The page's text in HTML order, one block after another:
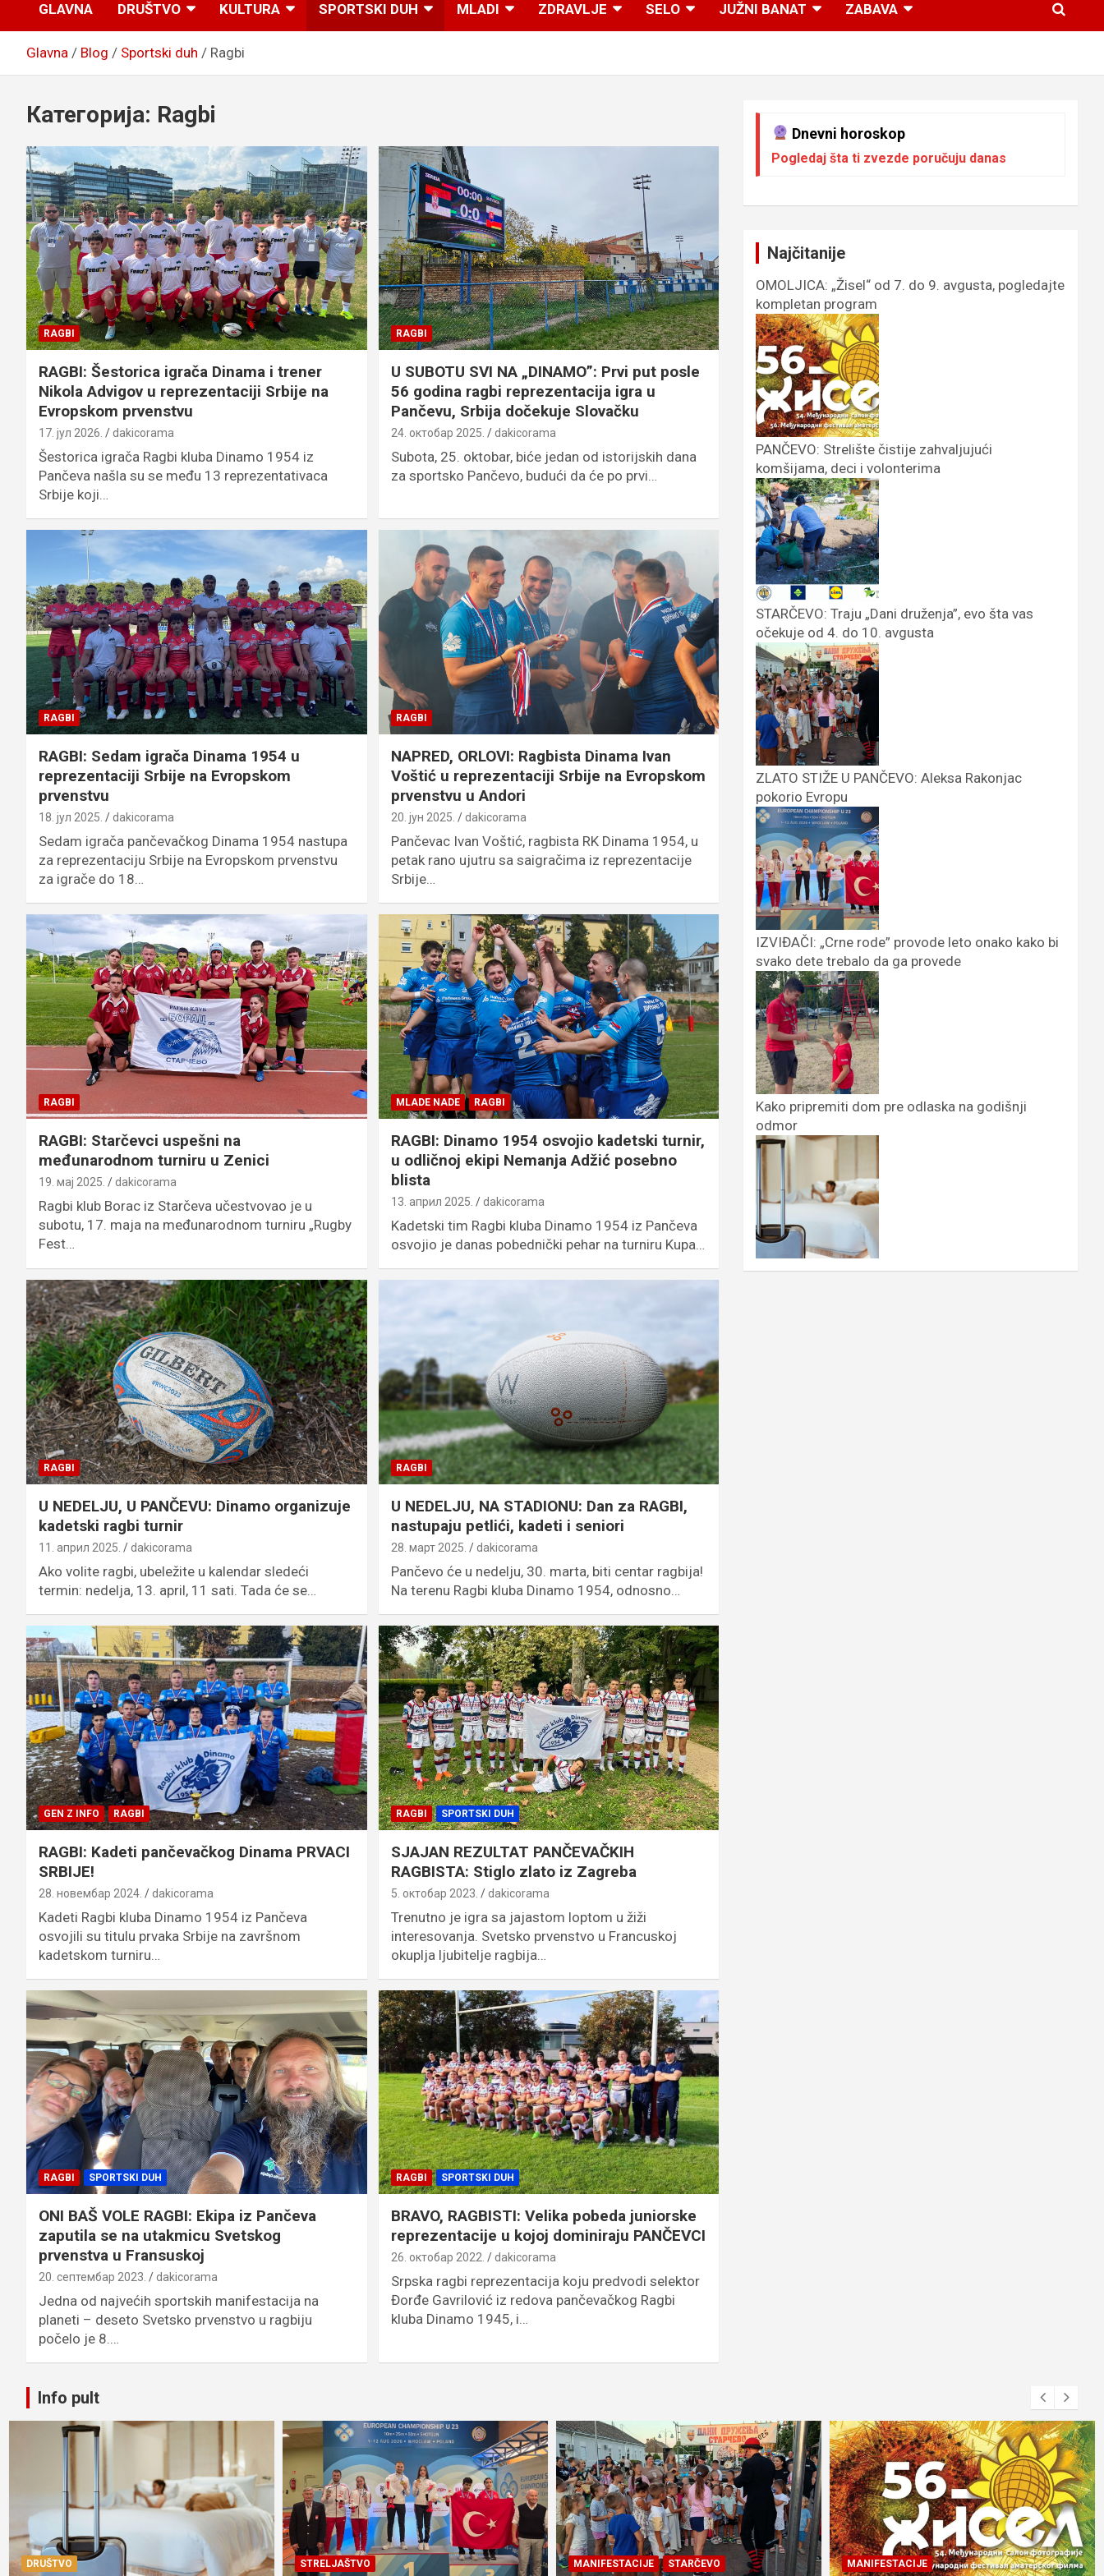
GLAVNA DRUŠTVO KULTURA SPORTSKI DUH MLADI ZDRAVLJE SELO JUŽNI BANAT ZABAVA
Glavna Blog Sportski duh Ragbi
Категорија: Ragbi
RAGBI
RAGBI: Šestorica igrača Dinama i trener
Nikola Advigov u reprezentaciji Srbije na
Evropskom prvenstvu
17. јул 2026. dakicorama
Šestorica igrača Ragbi kluba Dinamo 1954 iz
Pančeva našla su se među 13 reprezentativaca
Srbije koji…
RAGBI
U SUBOTU SVI NA „DINAMO”: Prvi put posle
56 godina ragbi reprezentacija igra u
Pančevu, Srbija dočekuje Slovačku
24. октобар 2025. dakicorama
Subota, 25. oktobar, biće jedan od istorijskih dana
za sportsko Pančevo, budući da će po prvi…
RAGBI
RAGBI: Sedam igrača Dinama 1954 u
reprezentaciji Srbije na Evropskom
prvenstvu
18. јул 2025. dakicorama
Sedam igrača pančevačkog Dinama 1954 nastupa
za reprezentaciju Srbije na Evropskom prvenstvu
za igrače do 18…
RAGBI
NAPRED, ORLOVI: Ragbista Dinama Ivan
Voštić u reprezentaciji Srbije na Evropskom
prvenstvu u Andori
20. јун 2025. dakicorama
Pančevac Ivan Voštić, ragbista RK Dinama 1954, u
petak rano ujutru sa saigračima iz reprezentacije
Srbije…
RAGBI
RAGBI: Starčevci uspešni na
međunarodnom turniru u Zenici
19. мај 2025. dakicorama
Ragbi klub Borac iz Starčeva učestvovao je u
subotu, 17. maja na međunarodnom turniru „Rugby
Fest…
MLADE NADE RAGBI
RAGBI: Dinamo 1954 osvojio kadetski turnir,
u odličnoj ekipi Nemanja Adžić posebno
blista
13. април 2025. dakicorama
Kadetski tim Ragbi kluba Dinamo 1954 iz Pančeva
osvojio je danas pobednički pehar na turniru Kupa…
RAGBI
U NEDELJU, U PANČEVU: Dinamo organizuje
kadetski ragbi turnir
11. април 2025. dakicorama
Ako volite ragbi, ubeležite u kalendar sledeći
termin: nedelja, 13. april, 11 sati. Tada će se…
RAGBI
U NEDELJU, NA STADIONU: Dan za RAGBI,
nastupaju petlići, kadeti i seniori
28. март 2025. dakicorama
Pančevo će u nedelju, 30. marta, biti centar ragbija!
Na terenu Ragbi kluba Dinamo 1954, odnosno…
GEN Z INFO RAGBI
RAGBI: Kadeti pančevačkog Dinama PRVACI
SRBIJE!
28. новембар 2024. dakicorama
Kadeti Ragbi kluba Dinamo 1954 iz Pančeva
osvojili su titulu prvaka Srbije na završnom
kadetskom turniru…
RAGBI SPORTSKI DUH
SJAJAN REZULTAT PANČEVAČKIH
RAGBISTA: Stiglo zlato iz Zagreba
5. октобар 2023. dakicorama
Trenutno je igra sa jajastom loptom u žiži
interesovanja. Svetsko prvenstvo u Francuskoj
okuplja ljubitelje ragbija…
RAGBI SPORTSKI DUH
ONI BAŠ VOLE RAGBI: Ekipa iz Pančeva
zaputila se na utakmicu Svetskog
prvenstva u Fransuskoj
20. септембар 2023. dakicorama
Jedna od najvećih sportskih manifestacija na
planeti – deseto Svetsko prvenstvo u ragbiju
počelo je 8.…
RAGBI SPORTSKI DUH
BRAVO, RAGBISTI: Velika pobeda juniorske
reprezentacije u kojoj dominiraju PANČEVCI
26. октобар 2022. dakicorama
Srpska ragbi reprezentacija koju predvodi selektor
Đorđe Gavrilović iz redova pančevačkog Ragbi
kluba Dinamo 1945, i…
Dnevni horoskop
Pogledaj šta ti zvezde poručuju danas
Najčitanije
OMOLJICA: „Žisel“ od 7. do 9. avgusta, pogledajte
kompletan program
PANČEVO: Strelište čistije zahvaljujući
komšijama, deci i volonterima
STARČEVO: Traju „Dani druženja”, evo šta vas
očekuje od 4. do 10. avgusta
ZLATO STIŽE U PANČEVO: Aleksa Rakonjac
pokorio Evropu
IZVIĐAČI: „Crne rode” provode leto onako kako bi
svako dete trebalo da ga provede
Kako pripremiti dom pre odlaska na godišnji
odmor
Info pult
DRUŠTVO STRELJAŠTVO MANIFESTACIJE STARČEVO MANIFESTACIJE